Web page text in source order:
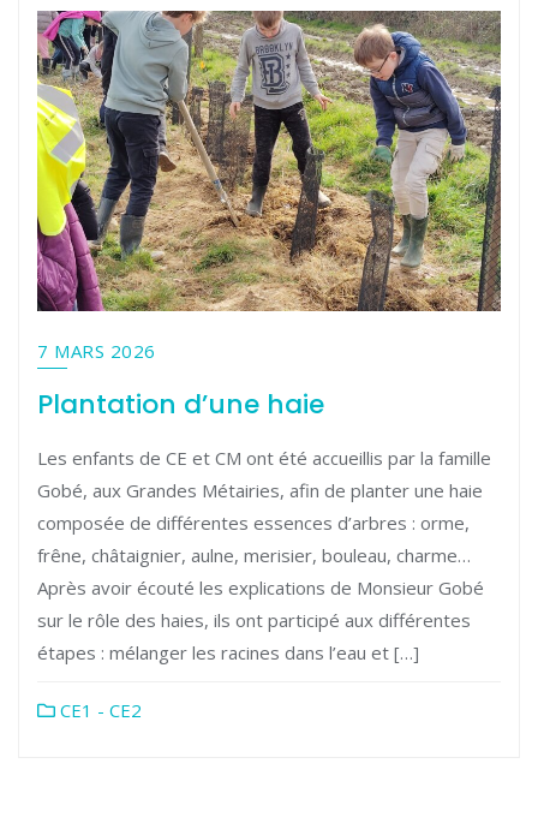
7 MARS 2026
Plantation d’une haie
Les enfants de CE et CM ont été accueillis par la famille
Gobé, aux Grandes Métairies, afin de planter une haie
composée de différentes essences d’arbres : orme,
frêne, châtaignier, aulne, merisier, bouleau, charme…
Après avoir écouté les explications de Monsieur Gobé
sur le rôle des haies, ils ont participé aux différentes
étapes : mélanger les racines dans l’eau et […]
CE1 - CE2